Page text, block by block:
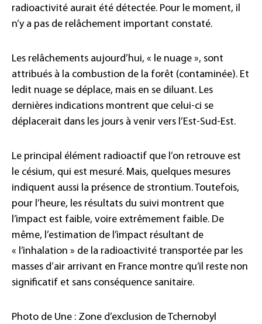
radioactivité aurait été détectée. Pour le moment, il
n’y a pas de relâchement important constaté.
Les relâchements aujourd’hui, « le nuage », sont
attribués à la combustion de la forêt (contaminée). Et
ledit nuage se déplace, mais en se diluant. Les
dernières indications montrent que celui-ci se
déplacerait dans les jours à venir vers l’Est-Sud-Est.
Le principal élément radioactif que l’on retrouve est
le césium, qui est mesuré. Mais, quelques mesures
indiquent aussi la présence de strontium. Toutefois,
pour l’heure, les résultats du suivi montrent que
l’impact est faible, voire extrêmement faible. De
même, l’estimation de l’impact résultant de
« l’inhalation » de la radioactivité transportée par les
masses d’air arrivant en France montre qu’il reste non
significatif et sans conséquence sanitaire.
Photo de Une : Zone d’exclusion de Tchernobyl